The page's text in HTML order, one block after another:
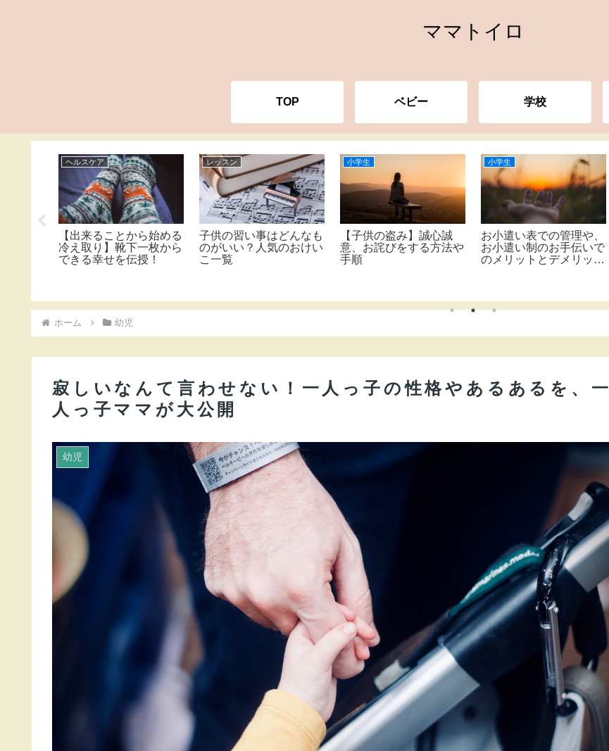
ママトイロ
TOP ベビー 学校
ヘルスケア
【出来ることから始める
冷え取り】靴下一枚から
できる幸せを伝授！
レッスン
子供の習い事はどんなも
のがいい？人気のおけい
こ一覧
小学生
【子供の盗み】誠心誠
意、お詫びをする方法や
手順
小学生
お小遣い表での管理や、
お小遣い制のお手伝いで
のメリットとデメリット
ホーム 幼児
寂しいなんて言わせない！一人っ子の性格やあるあるを、一
人っ子ママが大公開
幼児